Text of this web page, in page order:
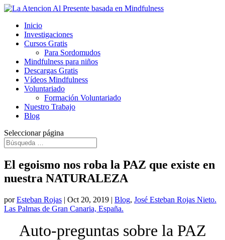
Inicio
Investigaciones
Cursos Gratis
Para Sordomudos
Mindfulness para niños
Descargas Gratis
Vídeos Mindfulness
Voluntariado
Formación Voluntariado
Nuestro Trabajo
Blog
Seleccionar página
El egoismo nos roba la PAZ que existe en
nuestra NATURALEZA
porEsteban Rojas | Oct 20, 2019 | Blog, José Esteban Rojas Nieto.
Las Palmas de Gran Canaria, España.
Auto-preguntas sobre la PAZ